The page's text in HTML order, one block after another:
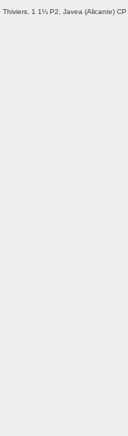
Thiviers, 1 1¼ P2, Javea (Alicante)